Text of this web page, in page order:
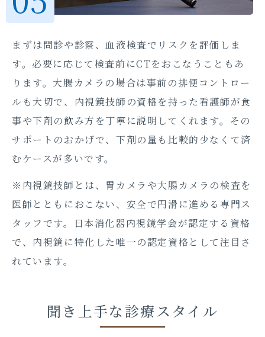
まずは問診や診察、血液検査でリスクを評価しま
す。必要に応じて検査前にCTをおこなうこともあ
ります。大腸カメラの場合は事前の排便コントロー
ルも大切で、内視鏡技師の資格を持った看護師が食
事や下剤の飲み方を丁寧に説明してくれます。その
サポートのおかげで、下剤の量も比較的少なくて済
むケースが多いです。
※内視鏡技師とは、胃カメラや大腸カメラの検査を
医師とともにおこない、安全で円滑に進める専門ス
タッフです。日本消化器内視鏡学会が認定する資格
で、内視鏡に特化した唯一の認定資格として注目さ
れています。
聞き上手な診療スタイル